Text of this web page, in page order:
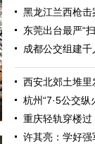
黑龙江兰西枪
东莞出台最严“
成都公交组建
西安北郊土堆里
杭州“7·5公交
重庆轻轨穿楼
许其亮：学好